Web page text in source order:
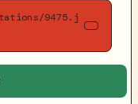
9475.j